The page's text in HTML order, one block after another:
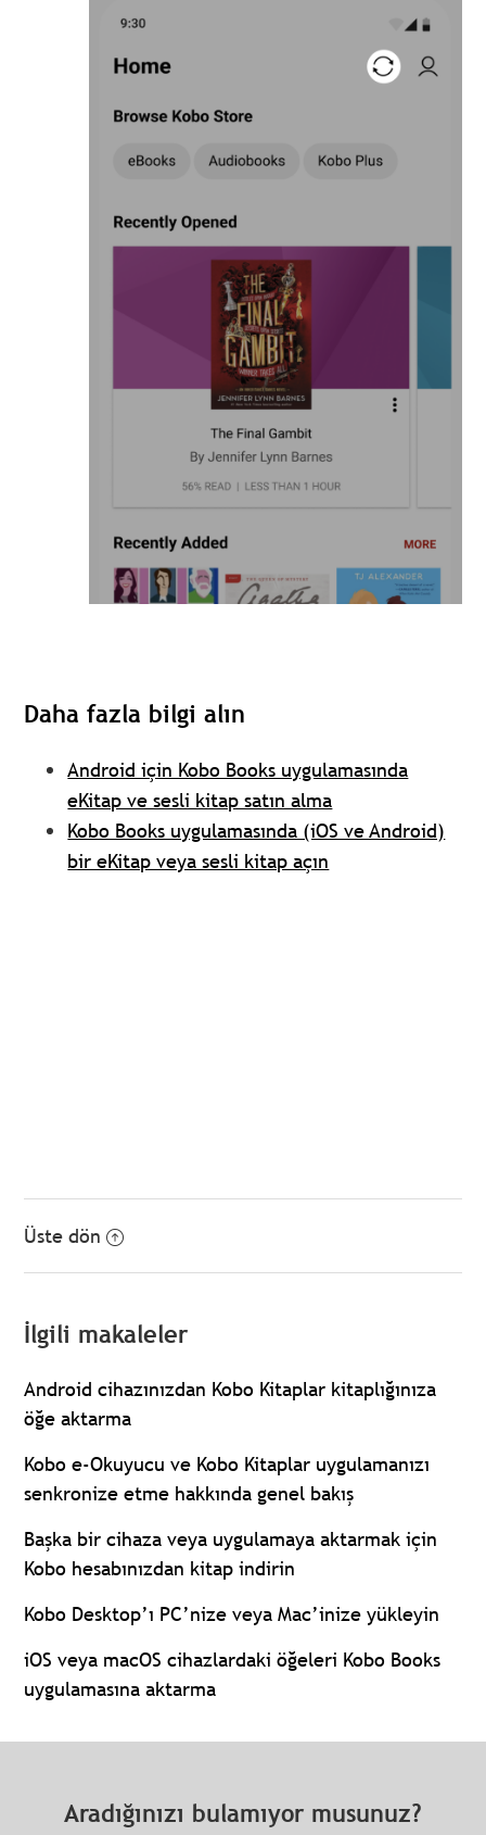
Daha fazla bilgi alın
Android için Kobo Books uygulamasında
eKitap ve sesli kitap satın alma
Kobo Books uygulamasında (iOS ve Android)
bir eKitap veya sesli kitap açın
Üste dön
İlgili makaleler
Android cihazınızdan Kobo Kitaplar kitaplığınıza
öğe aktarma
Kobo e-Okuyucu ve Kobo Kitaplar uygulamanızı
senkronize etme hakkında genel bakış
Başka bir cihaza veya uygulamaya aktarmak için
Kobo hesabınızdan kitap indirin
Kobo Desktop’ı PC’nize veya Mac’inize yükleyin
iOS veya macOS cihazlardaki öğeleri Kobo Books
uygulamasına aktarma
Aradığınızı bulamıyor musunuz?